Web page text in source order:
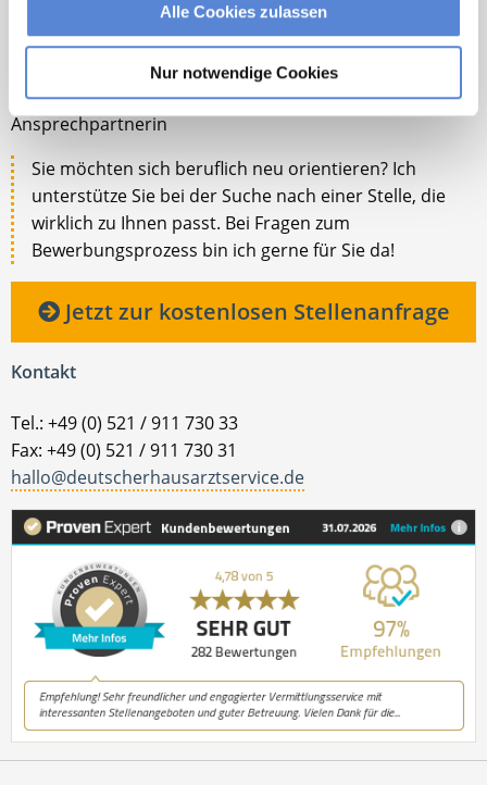
Alle Cookies zulassen
Nur notwendige Cookies
Ansprechpartnerin
Sie möchten sich beruflich neu orientieren? Ich
unterstütze Sie bei der Suche nach einer Stelle, die
wirklich zu Ihnen passt. Bei Fragen zum
Bewerbungsprozess bin ich gerne für Sie da!
Jetzt zur kostenlosen Stellenanfrage
Kontakt
Tel.: +49 (0) 521 / 911 730 33
Fax: +49 (0) 521 / 911 730 31
hallo@deutscherhausarztservice.de